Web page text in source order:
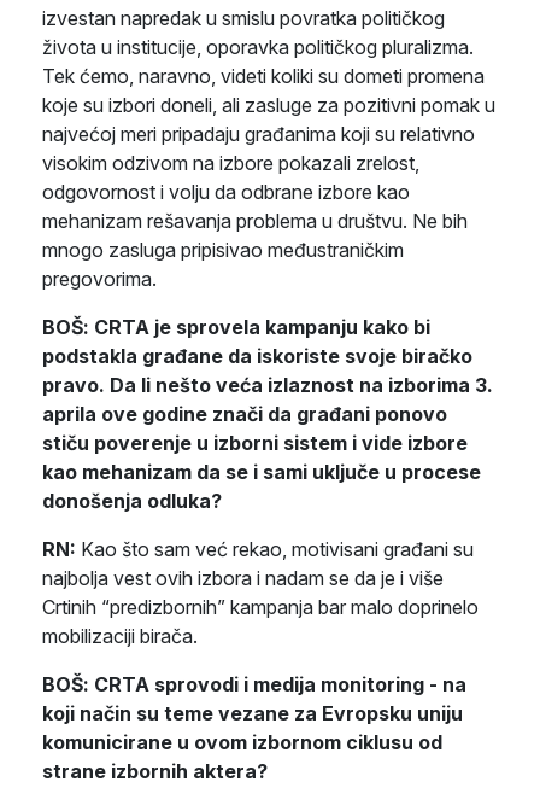
izvestan napredak u smislu povratka političkog
života u institucije, oporavka političkog pluralizma.
Tek ćemo, naravno, videti koliki su dometi promena
koje su izbori doneli, ali zasluge za pozitivni pomak u
najvećoj meri pripadaju građanima koji su relativno
visokim odzivom na izbore pokazali zrelost,
odgovornost i volju da odbrane izbore kao
mehanizam rešavanja problema u društvu. Ne bih
mnogo zasluga pripisivao međustraničkim
pregovorima.
BOŠ: CRTA je sprovela kampanju kako bi
podstakla građane da iskoriste svoje biračko
pravo. Da li nešto veća izlaznost na izborima 3.
aprila ove godine znači da građani ponovo
stiču poverenje u izborni sistem i vide izbore
kao mehanizam da se i sami uključe u procese
donošenja odluka?
RN: Kao što sam već rekao, motivisani građani su
najbolja vest ovih izbora i nadam se da je i više
Crtinih “predizbornih” kampanja bar malo doprinelo
mobilizaciji birača.
BOŠ: CRTA sprovodi i medija monitoring - na
koji način su teme vezane za Evropsku uniju
komunicirane u ovom izbornom ciklusu od
strane izbornih aktera?